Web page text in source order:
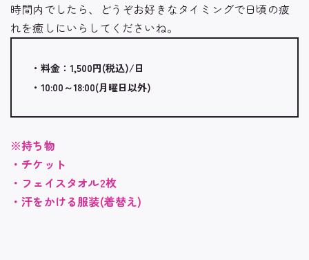
時間内でしたら、どうぞお好きなタイミングで日頃の疲
れを癒しにいらしてくださいね。
・料金：1,500円(税込)/日
・10:00～18:00(月曜日以外)
※持ち物
・チケット
・フェイスタオル2枚
・汗をかける服装(着替え)